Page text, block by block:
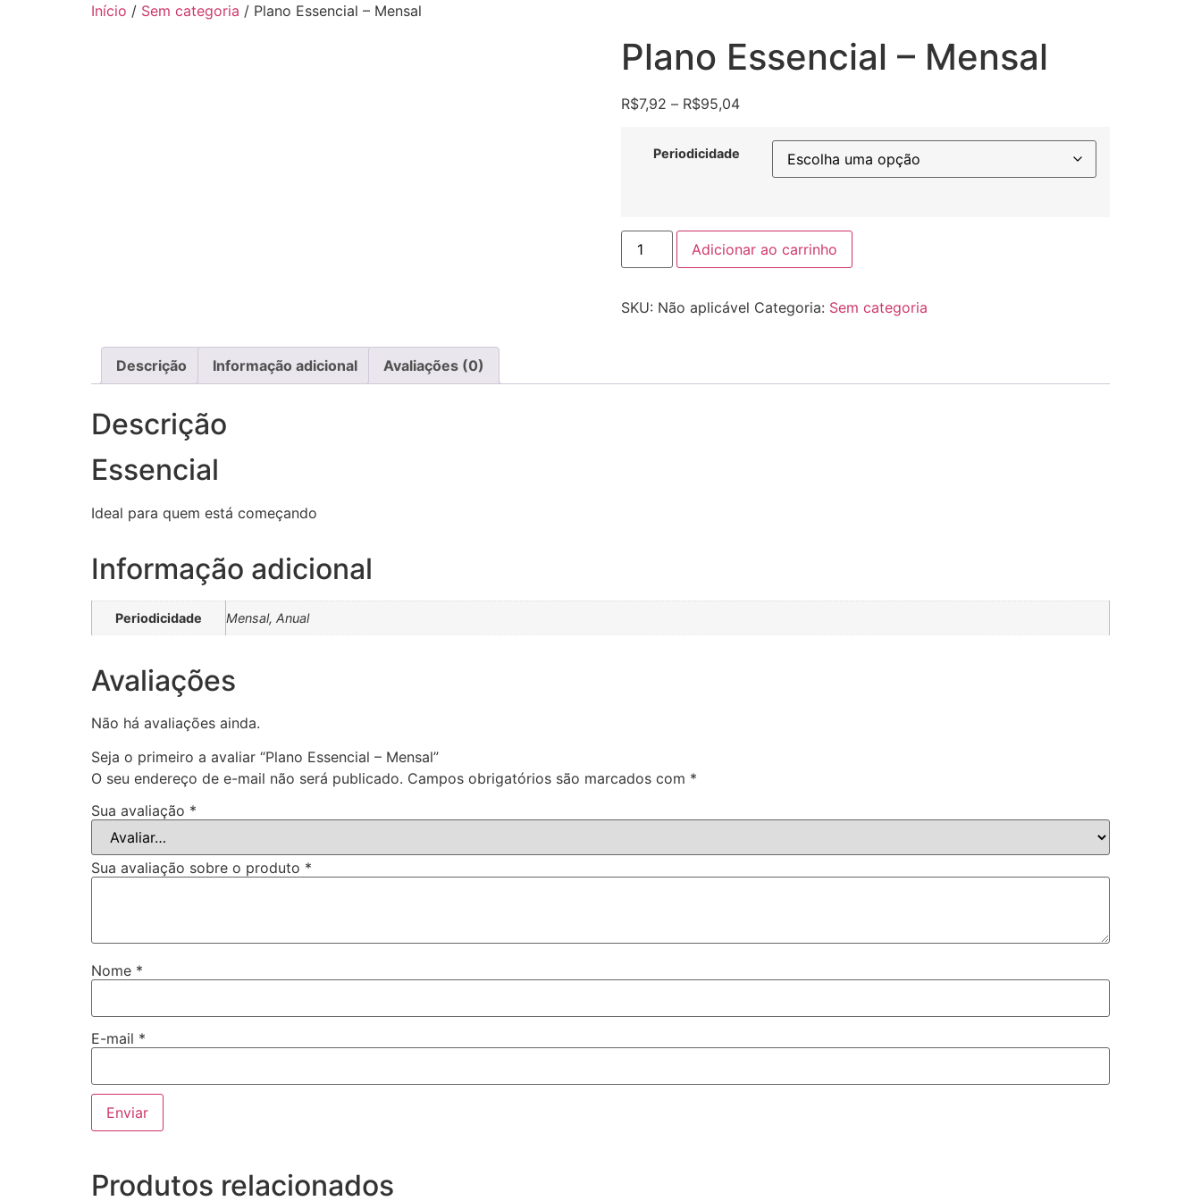
Início / Sem categoria / Plano Essencial – Mensal
Plano Essencial – Mensal
R$7,92 – R$95,04
Periodicidade
Adicionar ao carrinho
SKU: Não aplicável Categoria: Sem categoria
Descrição Informação adicional Avaliações (0)
Descrição
Essencial
Ideal para quem está começando
Informação adicional
Periodicidade Mensal, Anual
Avaliações
Não há avaliações ainda.
Seja o primeiro a avaliar “Plano Essencial – Mensal”
O seu endereço de e-mail não será publicado. Campos obrigatórios são marcados com *
Sua avaliação *
Sua avaliação sobre o produto *
Nome *
E-mail *
Produtos relacionados